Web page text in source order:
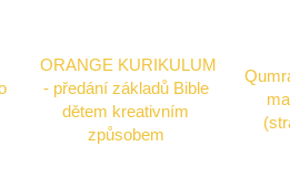
ORANGE KURIKULUM
- předání základů Bible
dětem kreativním
způsobem